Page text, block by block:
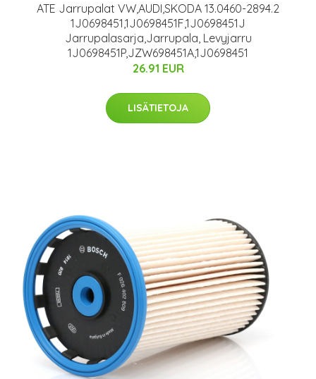
ATE Jarrupalat VW,AUDI,SKODA 13.0460-2894.2
1J0698451,1J0698451F,1J0698451J
Jarrupalasarja,Jarrupala, Levyjarru
1J0698451P,JZW698451A,1J0698451
26.91 EUR
LISÄTIETOJA